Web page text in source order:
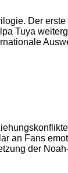
Der
Tuya
an Fans
der